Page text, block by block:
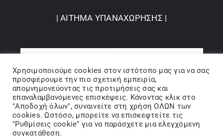
| ΑΙΤΗΜΑ ΥΠΑΝΑΧΩΡΗΣΗΣ |
Copyright 2024 © Barbopoulos store - All Rights Reserved |
Χρησιμοποιούμε cookies στον ιστότοπo μας για να σας
προσφέρουμε την πιο σχετική εμπειρία,
απομνημονεύοντας τις προτιμήσεις σας και
επαναλαμβανόμενες επισκέψεις. Κάνοντας κλικ στο
"Αποδοχή όλων", συναινείτε στη χρήση ΟΛΩΝ των
cookies. Ωστόσο, μπορείτε να επισκεφτείτε τις
"Ρυθμίσεις cookie" για να παράσχετε μια ελεγχόμενη
συγκατάθεση.